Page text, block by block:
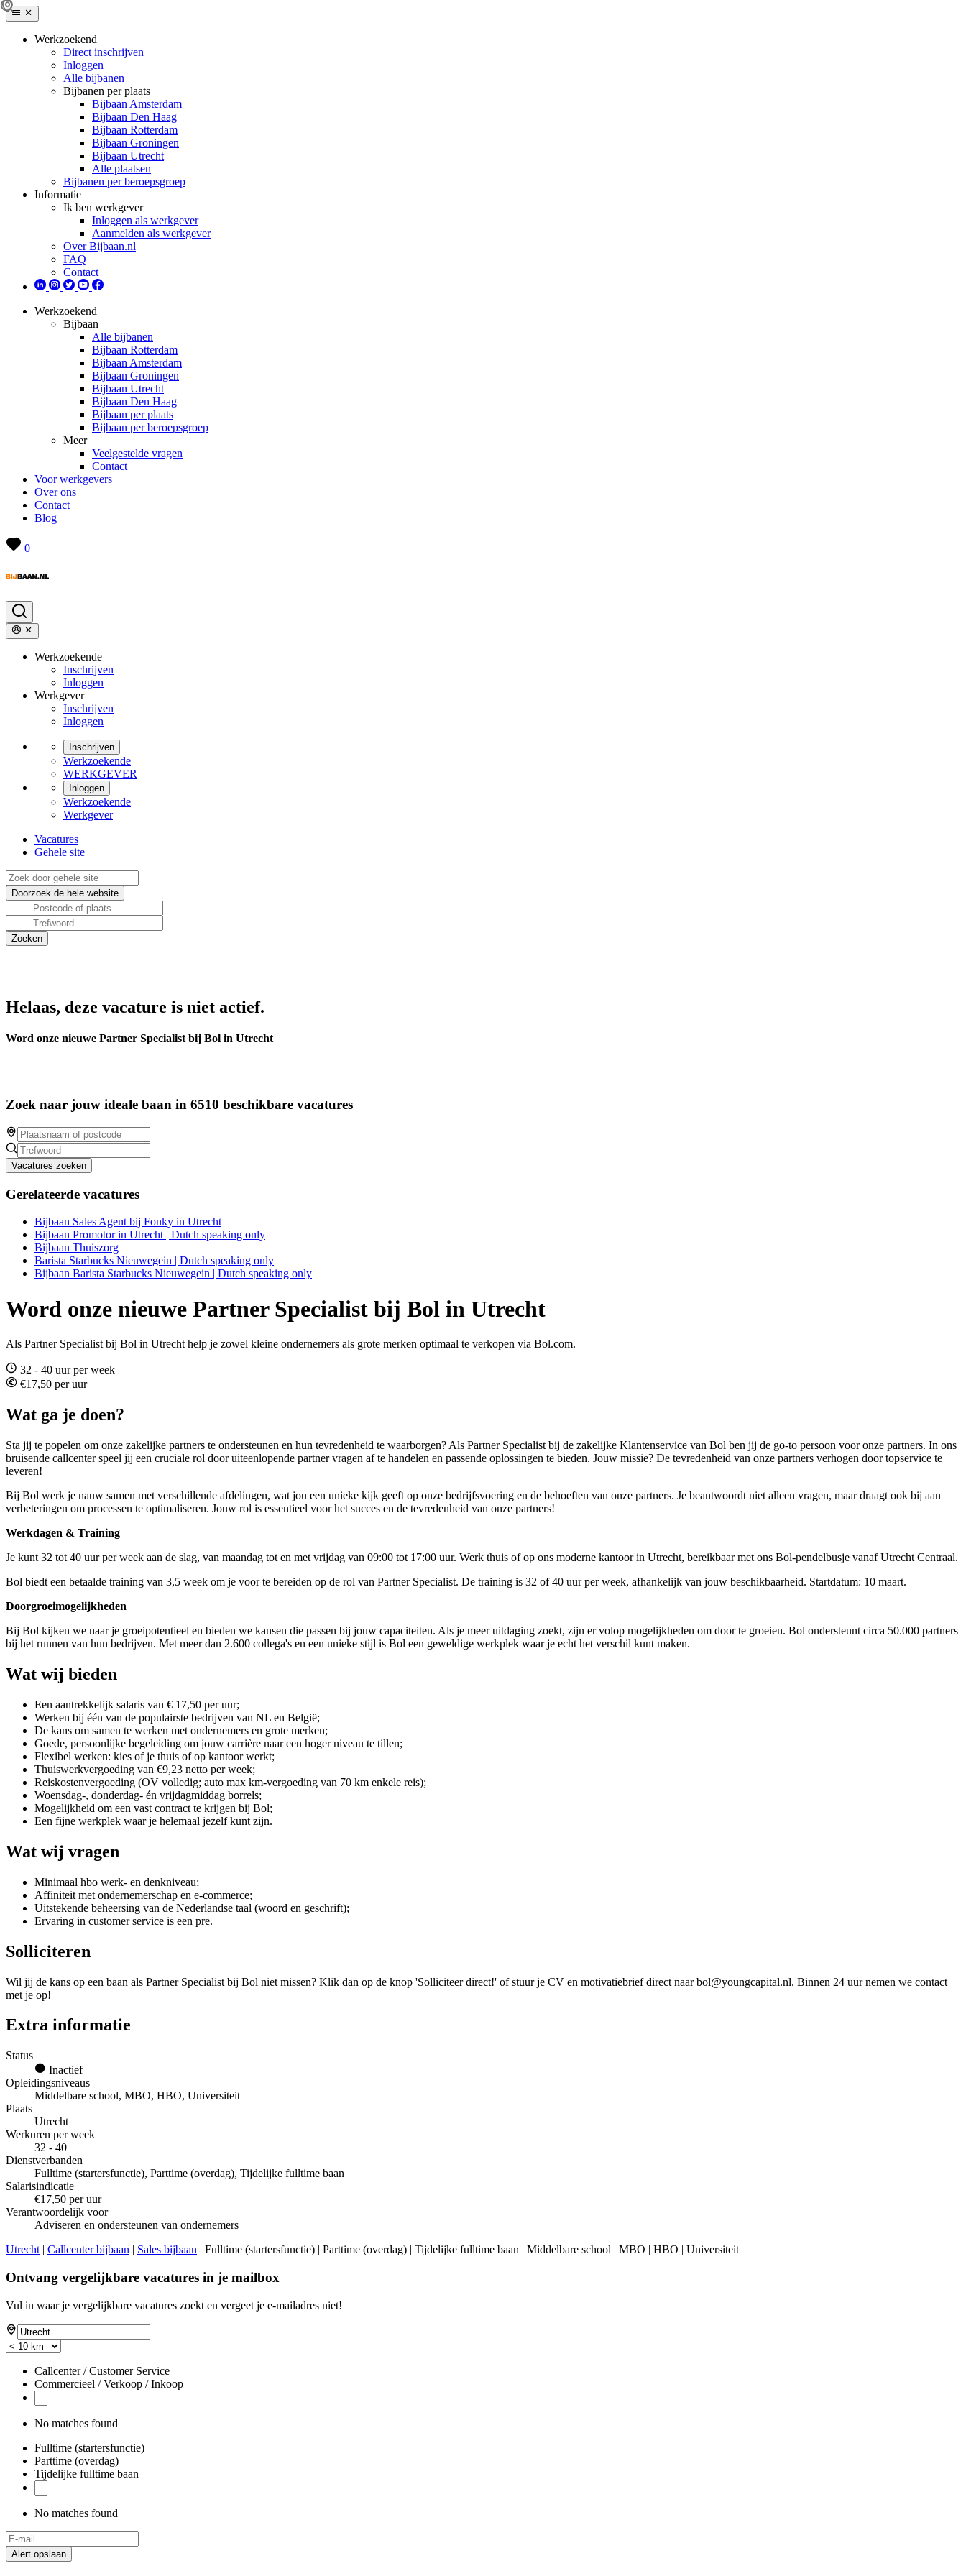
Werkzoekend
Direct inschrijven
Inloggen
Alle bijbanen
Bijbanen per plaats
Bijbaan Amsterdam
Bijbaan Den Haag
Bijbaan Rotterdam
Bijbaan Groningen
Bijbaan Utrecht
Alle plaatsen
Bijbanen per beroepsgroep
Informatie
Ik ben werkgever
Inloggen als werkgever
Aanmelden als werkgever
Over Bijbaan.nl
FAQ
Contact
Werkzoekend
Bijbaan
Alle bijbanen
Bijbaan Rotterdam
Bijbaan Amsterdam
Bijbaan Groningen
Bijbaan Utrecht
Bijbaan Den Haag
Bijbaan per plaats
Bijbaan per beroepsgroep
Meer
Veelgestelde vragen
Contact
Voor werkgevers
Over ons
Contact
Blog
0
Werkzoekende
Inschrijven
Inloggen
Werkgever
Inschrijven
Inloggen
Inschrijven
Werkzoekende
WERKGEVER
Inloggen
Werkzoekende
Werkgever
Vacatures
Gehele site
Helaas, deze vacature is niet actief.
Word onze nieuwe Partner Specialist bij Bol in Utrecht
Zoek naar jouw ideale baan in 6510 beschikbare vacatures
Vacatures zoeken
Gerelateerde vacatures
Bijbaan Sales Agent bij Fonky in Utrecht
Bijbaan Promotor in Utrecht | Dutch speaking only
Bijbaan Thuiszorg
Barista Starbucks Nieuwegein | Dutch speaking only
Bijbaan Barista Starbucks Nieuwegein | Dutch speaking only
Word onze nieuwe Partner Specialist bij Bol in Utrecht
Als Partner Specialist bij Bol in Utrecht help je zowel kleine ondernemers als grote merken optimaal te verkopen via Bol.com.
32 - 40 uur per week
€17,50 per uur
Wat ga je doen?
Sta jij te popelen om onze zakelijke partners te ondersteunen en hun tevredenheid te waarborgen? Als Partner Specialist bij de zakelijke Klantenservice van Bol ben jij de go-to persoon voor onze partners. In ons
bruisende callcenter speel jij een cruciale rol door uiteenlopende partner vragen af te handelen en passende oplossingen te bieden. Jouw missie? De tevredenheid van onze partners verhogen door topservice te
leveren!
Bij Bol werk je nauw samen met verschillende afdelingen, wat jou een unieke kijk geeft op onze bedrijfsvoering en de behoeften van onze partners. Je beantwoordt niet alleen vragen, maar draagt ook bij aan
verbeteringen om processen te optimaliseren. Jouw rol is essentieel voor het succes en de tevredenheid van onze partners!
Werkdagen & Training
Je kunt 32 tot 40 uur per week aan de slag, van maandag tot en met vrijdag van 09:00 tot 17:00 uur. Werk thuis of op ons moderne kantoor in Utrecht, bereikbaar met ons Bol-pendelbusje vanaf Utrecht Centraal.
Bol biedt een betaalde training van 3,5 week om je voor te bereiden op de rol van Partner Specialist. De training is 32 of 40 uur per week, afhankelijk van jouw beschikbaarheid. Startdatum: 10 maart.
Doorgroeimogelijkheden
Bij Bol kijken we naar je groeipotentieel en bieden we kansen die passen bij jouw capaciteiten. Als je meer uitdaging zoekt, zijn er volop mogelijkheden om door te groeien. Bol ondersteunt circa 50.000 partners
bij het runnen van hun bedrijven. Met meer dan 2.600 collega's en een unieke stijl is Bol een geweldige werkplek waar je echt het verschil kunt maken.
Wat wij bieden
Een aantrekkelijk salaris van € 17,50 per uur;
Werken bij één van de populairste bedrijven van NL en België;
De kans om samen te werken met ondernemers en grote merken;
Goede, persoonlijke begeleiding om jouw carrière naar een hoger niveau te tillen;
Flexibel werken: kies of je thuis of op kantoor werkt;
Thuiswerkvergoeding van €9,23 netto per week;
Reiskostenvergoeding (OV volledig; auto max km-vergoeding van 70 km enkele reis);
Woensdag-, donderdag- én vrijdagmiddag borrels;
Mogelijkheid om een vast contract te krijgen bij Bol;
Een fijne werkplek waar je helemaal jezelf kunt zijn.
Wat wij vragen
Minimaal hbo werk- en denkniveau;
Affiniteit met ondernemerschap en e-commerce;
Uitstekende beheersing van de Nederlandse taal (woord en geschrift);
Ervaring in customer service is een pre.
Solliciteren
Wil jij de kans op een baan als Partner Specialist bij Bol niet missen? Klik dan op de knop 'Solliciteer direct!' of stuur je CV en motivatiebrief direct naar bol@youngcapital.nl. Binnen 24 uur nemen we contact
met je op!
Extra informatie
Status
Inactief
Opleidingsniveaus
Middelbare school, MBO, HBO, Universiteit
Plaats
Utrecht
Werkuren per week
32 - 40
Dienstverbanden
Fulltime (startersfunctie), Parttime (overdag), Tijdelijke fulltime baan
Salarisindicatie
€17,50 per uur
Verantwoordelijk voor
Adviseren en ondersteunen van ondernemers
Utrecht | Callcenter bijbaan | Sales bijbaan | Fulltime (startersfunctie) | Parttime (overdag) | Tijdelijke fulltime baan | Middelbare school | MBO | HBO | Universiteit
Ontvang vergelijkbare vacatures in je mailbox
Vul in waar je vergelijkbare vacatures zoekt en vergeet je e-mailadres niet!
Callcenter / Customer Service
Commercieel / Verkoop / Inkoop
No matches found
Fulltime (startersfunctie)
Parttime (overdag)
Tijdelijke fulltime baan
No matches found
Alert opslaan